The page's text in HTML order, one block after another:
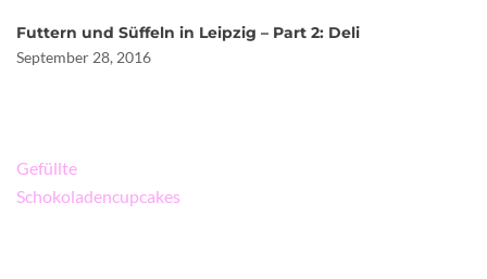
Futtern und Süffeln in Leipzig – Part 2: Deli
September 28, 2016
Beitragsnavigation
Gefüllte
Schokoladencupcakes